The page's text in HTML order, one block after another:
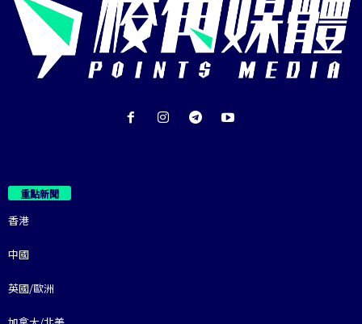
重點新聞
香港
中國
英國/歐洲